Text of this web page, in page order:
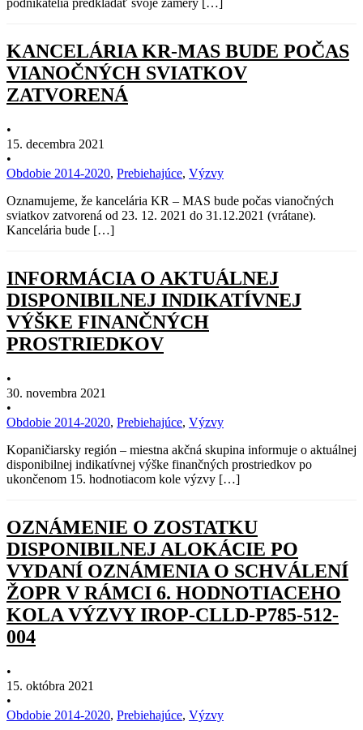
podnikatelia predkladať svoje zámery […]
KANCELÁRIA KR-MAS BUDE POČAS
VIANOČNÝCH SVIATKOV
ZATVORENÁ
•
15. decembra 2021
•
Obdobie 2014-2020, Prebiehajúce, Výzvy
Oznamujeme, že kancelária KR – MAS bude počas vianočných
sviatkov zatvorená od 23. 12. 2021 do 31.12.2021 (vrátane).
Kancelária bude […]
INFORMÁCIA O AKTUÁLNEJ
DISPONIBILNEJ INDIKATÍVNEJ
VÝŠKE FINANČNÝCH
PROSTRIEDKOV
•
30. novembra 2021
•
Obdobie 2014-2020, Prebiehajúce, Výzvy
Kopaničiarsky región – miestna akčná skupina informuje o aktuálnej
disponibilnej indikatívnej výške finančných prostriedkov po
ukončenom 15. hodnotiacom kole výzvy […]
OZNÁMENIE O ZOSTATKU
DISPONIBILNEJ ALOKÁCIE PO
VYDANÍ OZNÁMENIA O SCHVÁLENÍ
ŽOPR V RÁMCI 6. HODNOTIACEHO
KOLA VÝZVY IROP-CLLD-P785-512-
004
•
15. októbra 2021
•
Obdobie 2014-2020, Prebiehajúce, Výzvy